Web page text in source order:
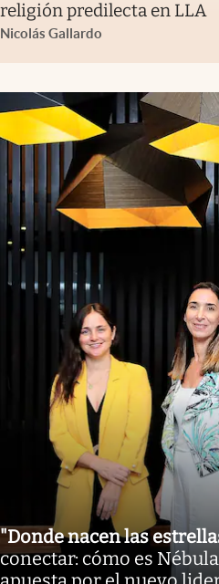
religión predilecta en LLA
Nicolás Gallardo
"Donde nacen las
conectar: cómo es